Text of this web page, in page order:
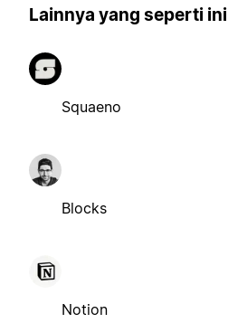
Lainnya yang seperti ini
Squaeno
Blocks
Notion